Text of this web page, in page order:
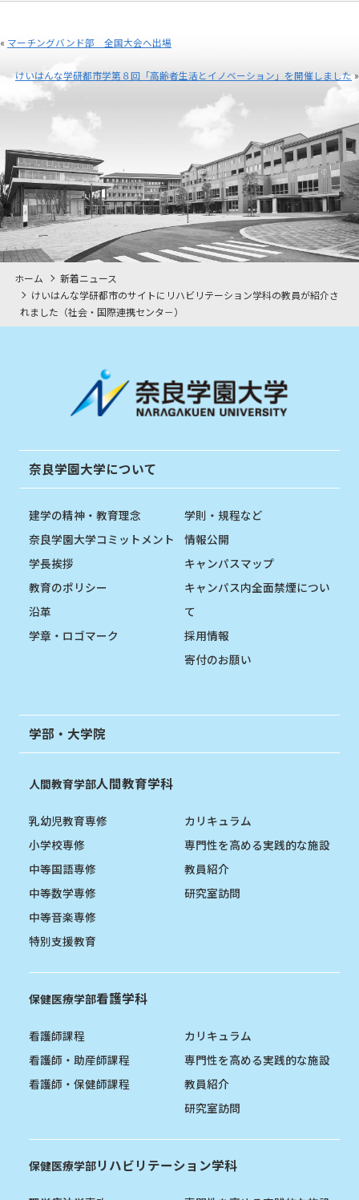
« マーチングバンド部 全国大会へ出場
けいはんな学研都市学第８回「高齢者生活とイノベーション」を開催しました »
ホーム
新着ニュース
けいはんな学研都市のサイトにリハビリテーション学科の教員が紹介さ
れました（社会・国際連携センタ－）
奈良学園大学について
建学の精神・教育理念
奈良学園大学コミットメント
学長挨拶
教育のポリシー
沿革
学章・ロゴマーク
学則・規程など
情報公開
キャンパスマップ
キャンパス内全面禁煙につい
て
採用情報
寄付のお願い
学部・大学院
人間教育学部人間教育学科
乳幼児教育専修
小学校専修
中等国語専修
中等数学専修
中等音楽専修
特別支援教育
カリキュラム
専門性を高める実践的な施設
教員紹介
研究室訪問
保健医療学部看護学科
看護師課程
看護師・助産師課程
看護師・保健師課程
カリキュラム
専門性を高める実践的な施設
教員紹介
研究室訪問
保健医療学部リハビリテーション学科